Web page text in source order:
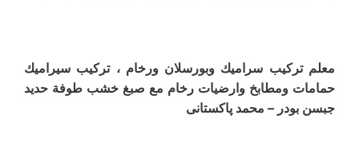
معلم ترکیب سرامیك وبورسلان ورخام ، تركيب سيراميك
حمامات ومطابخ وارضیات رخام مع صبغ خشب طوفة حدید
جبسن بودر – محمد پاکستانی